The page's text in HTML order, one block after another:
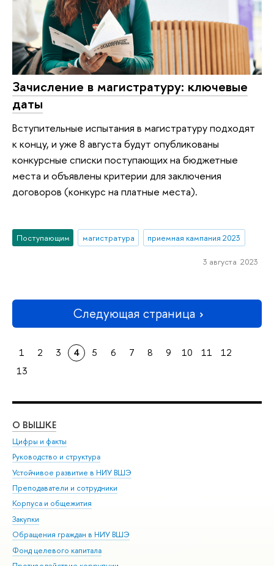
Зачисление в магистратуру: ключевые
даты
Вступительные испытания в магистратуру подходят
к концу, и уже 8 августа будут опубликованы
конкурсные списки поступающих на бюджетные
места и объявлены критерии для заключения
договоров (конкурс на платные места).
Поступающим магистратура приемная кампания 2023
3 августа 2023
Следующая страница
1 2 3 4 5 6 7 8 9 10 11
12
13
О ВЫШКЕ
Цифры и факты
Руководство и структура
Устойчивое развитие в НИУ ВШЭ
Преподаватели и сотрудники
Корпуса и общежития
Закупки
Обращения граждан в НИУ ВШЭ
Фонд целевого капитала